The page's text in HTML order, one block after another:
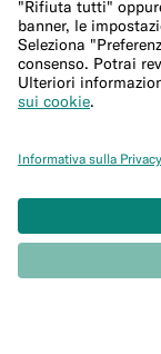
Sicurezza
Invita i
Conto
Bonifici
© N26 SE2026